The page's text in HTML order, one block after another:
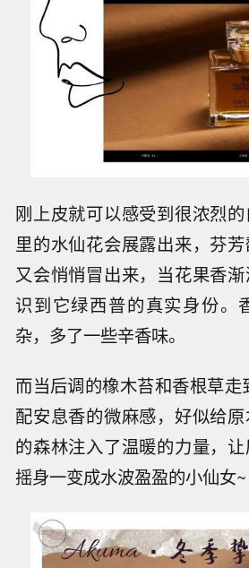
刚上皮就可以感受到很浓烈
里的水仙花会展露出来，芬
又会悄悄冒出来，当花果香
识到它绿西普的真实身份。
杂，多了一些辛香味。
而当后调的橡木苔和香根草
配安息香的微麻感，好似给
的森林注入了温暖的力量，
摇身一变成水波盈盈的小仙女~